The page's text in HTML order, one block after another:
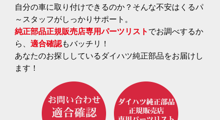
自分の車に取り付けできるのか？そんな不安はくるパ
～スタッフがしっかりサポート。
純正部品正規販売店専用パーツリストでお調べするか
ら、 適合確認もバッチリ！
あなたのお探ししているダイハツ純正部品をお届けし
ます！